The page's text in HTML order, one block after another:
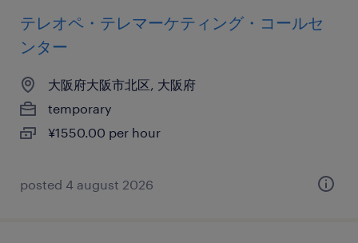
テレオペ・テレマーケティング・コールセ
ンター
大阪府大阪市北区, 大阪府
temporary
¥1550.00 per hour
posted 4 august 2026